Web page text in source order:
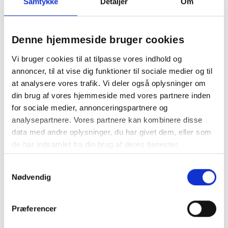
Denne hjemmeside bruger cookies
Vi bruger cookies til at tilpasse vores indhold og
annoncer, til at vise dig funktioner til sociale medier og til
at analysere vores trafik. Vi deler også oplysninger om
din brug af vores hjemmeside med vores partnere inden
for sociale medier, annonceringspartnere og
analysepartnere. Vores partnere kan kombinere disse
data med andre oplysninger, du har givet dem, eller som
de har indsamlet fra din brug af deres tjenester.
Nødvendig
Præferencer
2,5 mm.
mellemrumsbørste til enhver holder. Bare klik den gamle
børste ud, klik den nye i, og fortsæt rengøringen af dine
mellemrum. Genopfyldningspakker er tilgængelige for
alle vores mellemrumsbørster. Det er praktisk og nemt,
og giver et minimalt spild.
Pladsudfyldende, effektive og nænsomme: Curaprox
mellemrumsbørster renser mellemrummene effektivt og
uden risiko for beskadigelse. De er så effektive, at en
enkelt rengøringsbevægelse er tilstrækkelig – Én gang ud
og ind. Færdig.
Ekstremt fine børster med paraplyeffekt. Patenteret
Kliksystem til alle holdere
korrekt: